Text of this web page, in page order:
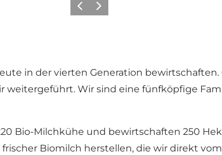
ZurückWeiter
in der vierten Generation
Wir sind eine fünfköpfige
Bio-Milchkühe und bewirtschaften 250
Biomilch herstellen, die wir direkt